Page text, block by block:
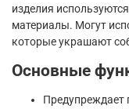
изделия
материалы. Могут
которые украшают
Основные
Предупреждает